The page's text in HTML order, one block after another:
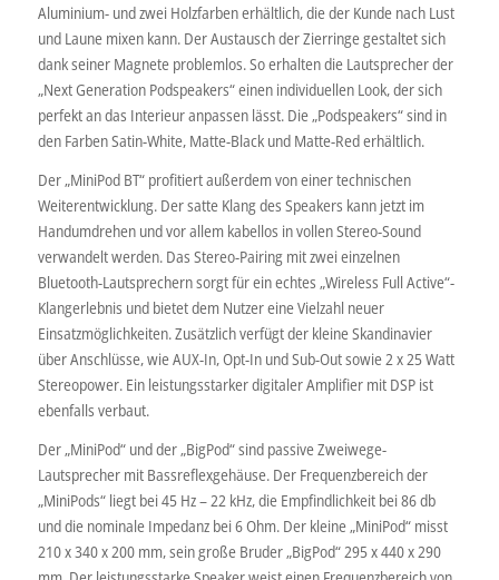
Aluminium- und zwei Holzfarben erhältlich, die der Kunde nach Lust
und Laune mixen kann. Der Austausch der Zierringe gestaltet sich
dank seiner Magnete problemlos. So erhalten die Lautsprecher der
„Next Generation Podspeakers“ einen individuellen Look, der sich
perfekt an das Interieur anpassen lässt. Die „Podspeakers“ sind in
den Farben Satin-White, Matte-Black und Matte-Red erhältlich.
Der „MiniPod BT“ profitiert außerdem von einer technischen
Weiterentwicklung. Der satte Klang des Speakers kann jetzt im
Handumdrehen und vor allem kabellos in vollen Stereo-Sound
verwandelt werden. Das Stereo-Pairing mit zwei einzelnen
Bluetooth-Lautsprechern sorgt für ein echtes „Wireless Full Active“-
Klangerlebnis und bietet dem Nutzer eine Vielzahl neuer
Einsatzmöglichkeiten. Zusätzlich verfügt der kleine Skandinavier
über Anschlüsse, wie AUX-In, Opt-In und Sub-Out sowie 2 x 25 Watt
Stereopower. Ein leistungsstarker digitaler Amplifier mit DSP ist
ebenfalls verbaut.
Der „MiniPod“ und der „BigPod“ sind passive Zweiwege-
Lautsprecher mit Bassreflexgehäuse. Der Frequenzbereich der
„MiniPods“ liegt bei 45 Hz – 22 kHz, die Empfindlichkeit bei 86 db
und die nominale Impedanz bei 6 Ohm. Der kleine „MiniPod“ misst
210 x 340 x 200 mm, sein große Bruder „BigPod“ 295 x 440 x 290